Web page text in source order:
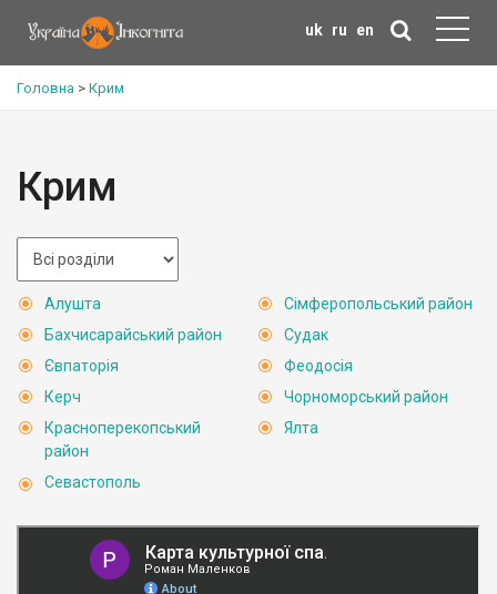
uk ru en
Головна > Крим
Крим
Алушта
Бахчисарайський район
Євпаторія
Керч
Красноперекопський
район
Севастополь
Сімферопольський район
Судак
Феодосія
Чорноморський район
Ялта